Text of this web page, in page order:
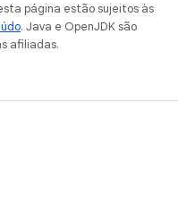
página estão sujeitos às
. Java e OpenJDK são
afiliadas.